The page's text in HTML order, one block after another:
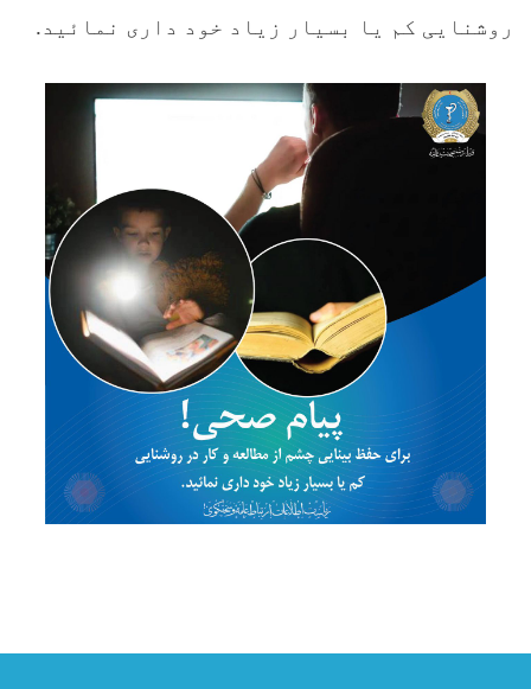
روشنایی کم یا بسیار زیاد خود داری نمائید .